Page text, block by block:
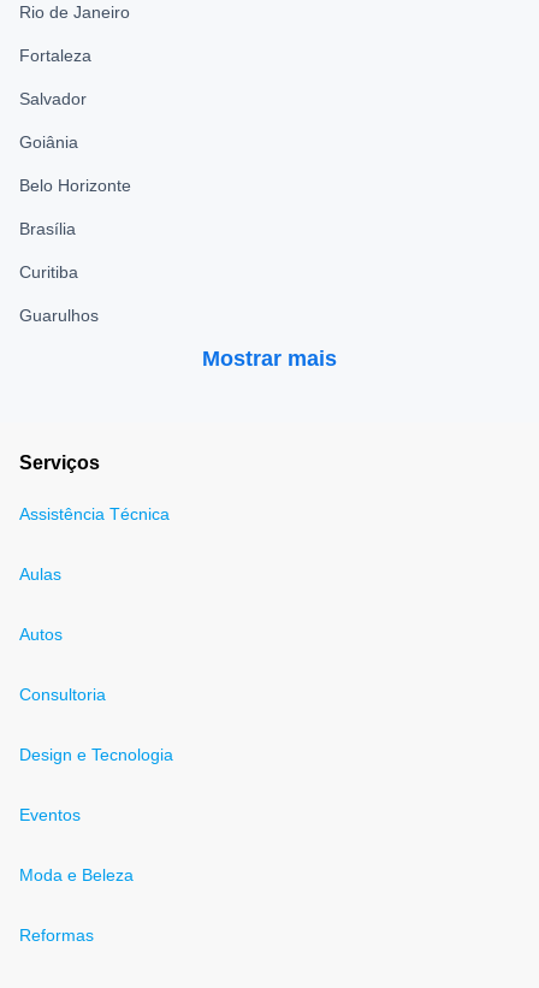
Rio de Janeiro
Fortaleza
Salvador
Goiânia
Belo Horizonte
Brasília
Curitiba
Guarulhos
Mostrar mais
Serviços
Assistência Técnica
Aulas
Autos
Consultoria
Design e Tecnologia
Eventos
Moda e Beleza
Reformas